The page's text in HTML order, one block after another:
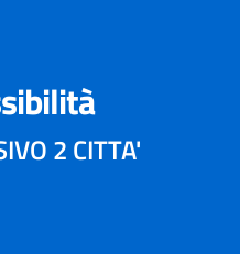
2 CITTA'